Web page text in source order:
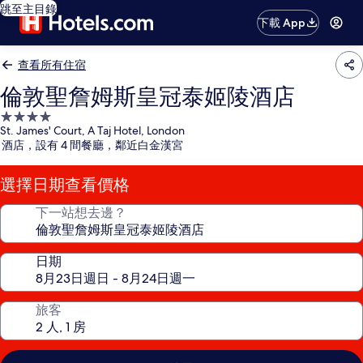
跳至主目錄
下載 App
查看所有住宿
倫敦聖詹姆斯皇冠泰姬陵酒店
4.0
星
級
住
宿
St. James' Court, A Taj Hotel, London
酒店，設有 4 間餐廳，鄰近白金漢宮
選擇日期查看價格
下一站想去邊？
日期
旅客